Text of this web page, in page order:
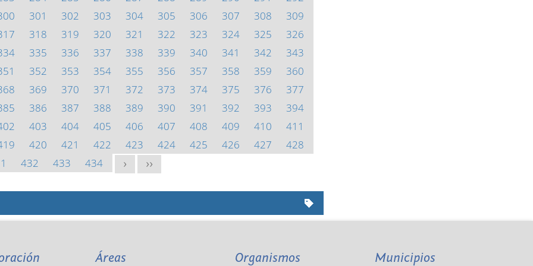
301 302 303 304 305 306 307 308
309
318 319 320 321 322 323 324 325
326
335 336 337 338 339 340 341 342
343
352 353 354 355 356 357 358 359
360
369 370 371 372 373 374 375 376
377
386 387 388 389 390 391 392 393
394
403 404 405 406 407 408 409 410
411
420 421 422 423 424 425 426 427
428
432 433 434 > >>
Áreas Organismos Municipios